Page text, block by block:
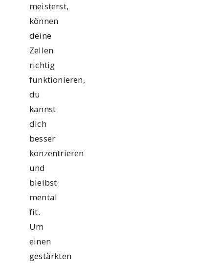
meisterst,
können
deine
Zellen
richtig
funktionieren,
du
kannst
dich
besser
konzentrieren
und
bleibst
mental
fit.
Um
einen
gestärkten